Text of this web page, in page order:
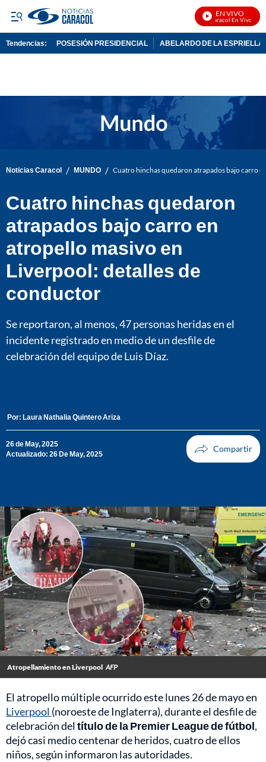
EN VIVO
Noticias Caracol En Vivo
Tendencias: POSESIÓN PRESIDENCIAL ABELARDO DE LA ESPRIELLA
Noticias Caracol / MUNDO / Cuatro hinchas quedaron atrapados bajo carro
Cuatro hinchas quedaron
atrapados bajo carro en
atropello masivo en
Liverpool: detalles de
conductor
Se reportaron, al menos, 47 personas heridas en el
incidente registrado en medio de un desfile de
celebración del equipo de Luis Díaz.
Por: Laura Nathalia Quintero Ariza
26 de May, 2025
Actualizado: 26 De May, 2025
Atropellamiento en Liverpool AFP
El atropello múltiple ocurrido este lunes 26 de mayo en
Liverpool (noroeste de Inglaterra), durante el desfile de
celebración deltítulo de la Premier League de fútbol,
dejó casi medio centenar de heridos, cuatro de ellos
niños, según informaron las autoridades.